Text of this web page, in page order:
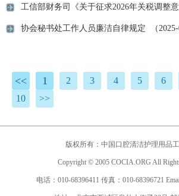
协会秘书处工作人员廉洁自律规定 （2025-
<< 1 2 3 4 5 6
10
>>
版权所有：中国口腔清洁护理用品
Copyright © 2005 COCIA.ORG All
电话：010-68396411 传真：010-68396721